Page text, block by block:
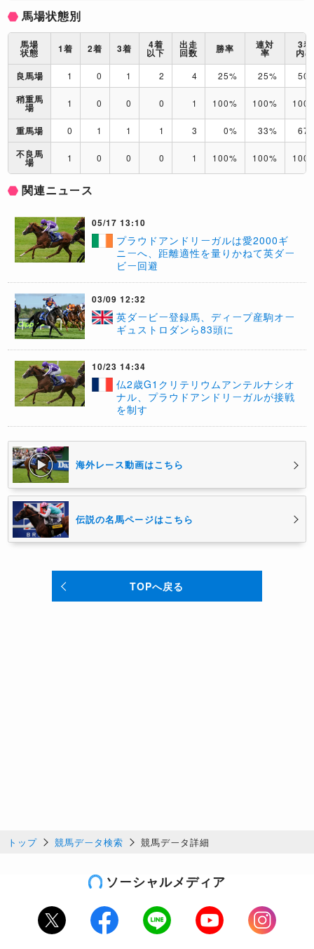
馬場状態別
馬場
状態 1着 2着 3着 4着
以下
出走
回数 勝率 連対
率
3着
内率
良馬場
1 0 1 2 4 25% 25%
稍重馬
場 1 0 0 0 1 100% 100%
重馬場 0 1 1 1 3 0% 33%
不良馬
場 1 0 0 0 1 100% 100%
関連ニュース
05/17 13:10
プラウドアンドリーガルは愛2000ギ
ニーへ、距離適性を量りかねて英ダー
ビー回避
03/09 12:32
英ダービー登録馬、ディープ産駒オー
ギュストロダンら83頭に
10/23 14:34
仏2歳G1クリテリウムアンテルナシオ
ナル、プラウドアンドリーガルが接戦
を制す
海外レース動画はこちら
伝説の名馬ページはこちら
TOPへ戻る
トップ 競馬データ検索 競馬データ詳細
ソーシャルメディア
Twitter Facebook LINE Youtube
Instagram